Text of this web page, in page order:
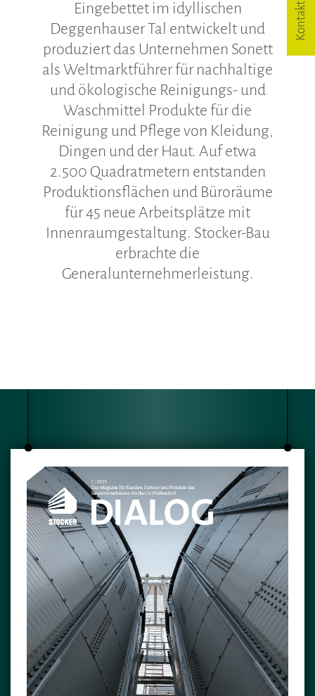
Eingebettet im idyllischen
Deggenhauser Tal entwickelt und
produziert das Unternehmen Sonett
als Weltmarktführer für nachhaltige
und ökologische Reinigungs- und
Waschmittel Produkte für die
Reinigung und Pflege von Kleidung,
Dingen und der Haut. Auf etwa
2.500 Quadratmetern entstanden
Produktionsflächen und Büroräume
für 45 neue Arbeitsplätze mit
Innenraumgestaltung. Stocker-Bau
erbrachte die
Generalunternehmerleistung.
Kontakt